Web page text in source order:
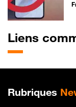
Liens
Plan de site
Rubriques